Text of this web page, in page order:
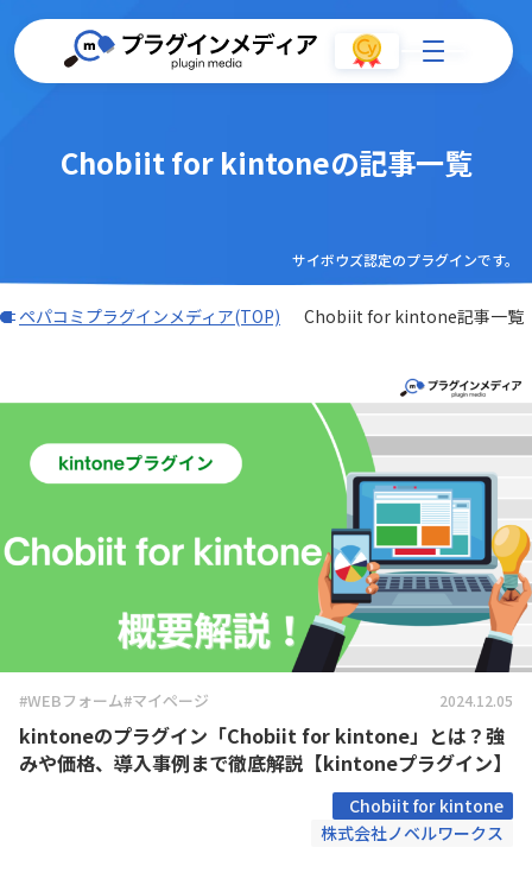
Chobiit for kintoneの記事一覧
サイボウズ認定のプラグインです。
ペパコミプラグインメディア(TOP) Chobiit for kintone記事一覧
#WEBフォーム#マイページ 2024.12.05
kintoneのプラグイン「Chobiit for kintone」とは？強
みや価格、導入事例まで徹底解説【kintoneプラグイン】
Chobiit for kintone
株式会社ノベルワークス